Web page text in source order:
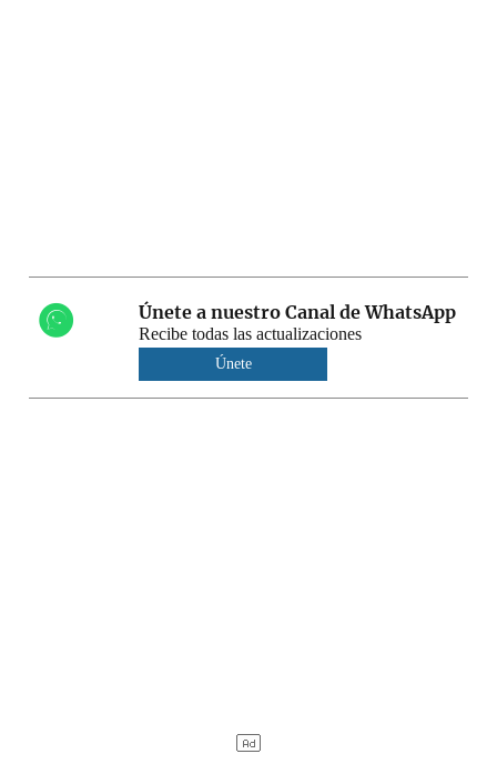
Únete a nuestro Canal de WhatsApp
Recibe todas las actualizaciones
Únete